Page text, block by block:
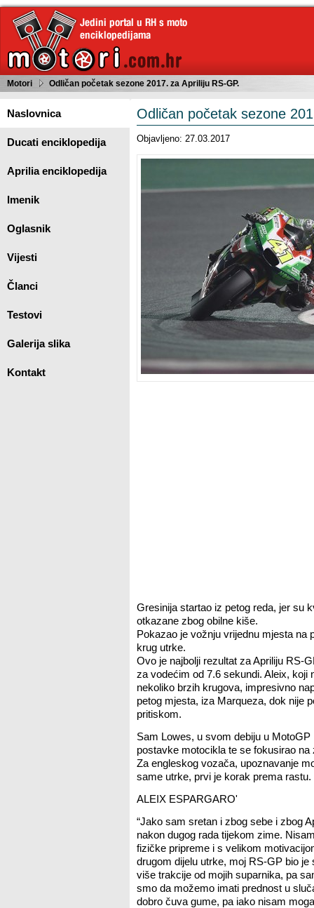
Motori Odličan početak sezone 2017. za Apriliju RS-GP.
Naslovnica
Ducati enciklopedija
Aprilia enciklopedija
Imenik
Oglasnik
Vijesti
Članci
Testovi
Galerija slika
Kontakt
Odličan početak sezone
Objavljeno: 27.03.2017
Gresinija startao iz petog reda, jer su
otkazane zbog obilne kiše.
Pokazao je vožnju vrijednu mjesta na
krug utrke.
Ovo je najbolji rezultat za Apriliju RS-
za vodećim od 7.6 sekundi. Aleix, koji
nekoliko brzih krugova, impresivno
petog mjesta, iza Marqueza, dok nije
pritiskom.
Sam Lowes, u svom debiju u MotoGP
postavke motocikla te se fokusirao
Za engleskog vozača, upoznavanje
same utrke, prvi je korak prema rastu.
ALEIX ESPARGARO'
“Jako sam sretan i zbog sebe i zbog
nakon dugog rada tijekom zime.
fizičke pripreme i s velikom
drugom dijelu utrke, moj RS-GP bio
više trakcije od mojih suparnika, pa
smo da možemo imati prednost u
dobro čuva gume, pa iako nisam